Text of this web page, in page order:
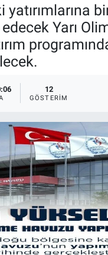
Yarı
12
GÖSTERIM